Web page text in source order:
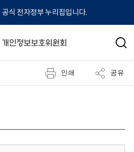
식 전자정부 누리집입니다.
검
인쇄 공유